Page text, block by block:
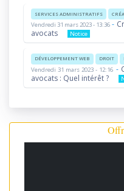
SERVICES ADMINISTRATIFS
Vendredi 31 mars 2023 - 13:36 -
avocats
Notice
DÉVELOPPEMENT WEB DROIT
Vendredi 31 mars 2023 - 12:16 -
avocats : Quel intérêt ?